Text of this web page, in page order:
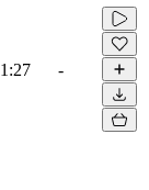
1:27 -